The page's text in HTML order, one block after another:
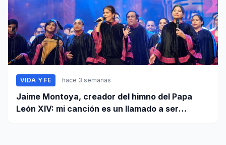
VIDA Y FE hace 3 semanas
Jaime Montoya, creador del himno del Papa
León XIV: mi canción es un llamado a ser